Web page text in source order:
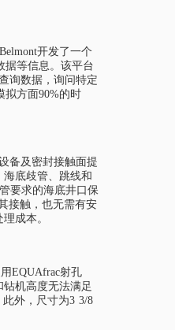
开发了一个
据等信息。该平台
询数据，询问特定
拟方面90%的时
备及密封接触面提
底歧管、跳线和
要求的海底井口保
接触，也无需有安
成本。
EQUAfrac射孔
机高度无法满足
外，尺寸为3 3/8